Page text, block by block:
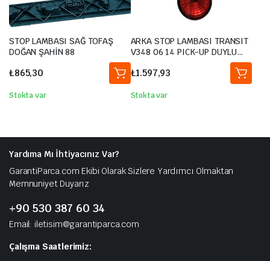
STOP LAMBASI SAĞ TOFAŞ
DOĞAN ŞAHİN 88
₺865,30
Stokta var
ARKA STOP LAMBASI TRANSIT
V348 06 14 PICK-UP DUYLU
7C1613404AA-7C1613404AB-
1930741
₺1.597,93
Stokta var
Yardıma Mı İhtiyacınız Var?
GarantiParca.com Ekibi Olarak Sizlere Yardımcı Olmaktan
Memnuniyet Duyarız
+90 530 387 60 34
Email: iletisim@garantiparca.com
Çalışma Saatlerimiz: